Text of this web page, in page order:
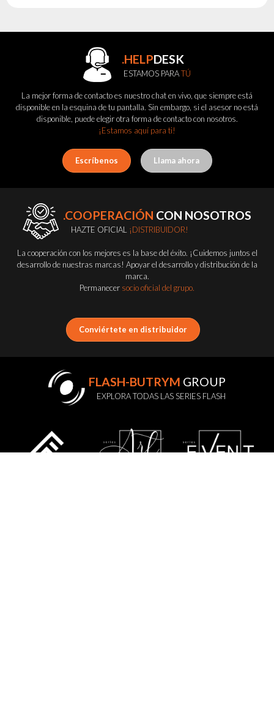
.HELPDESK
ESTAMOS PARATÚ
La mejor forma de contacto es nuestro chat en vivo, que siempre está
disponible en la esquina de tu pantalla. Sin embargo, si el asesor no está
disponible, puede elegir otra forma de contacto con nosotros.
¡Estamos aquí para ti!
Escríbenos Llama ahora
.COOPERACIÓN CON NOSOTROS
HAZTE OFICIAL ¡DISTRIBUIDOR!
La cooperación con los mejores es la base del éxito. ¡Cuidemos juntos el
desarrollo de nuestras marcas! Apoyar el desarrollo y distribución de la
marca.
Permanecer socio oficial del grupo.
Conviértete en distribuidor
FLASH-BUTRYM GROUP
EXPLORA TODAS LAS SERIES FLASH